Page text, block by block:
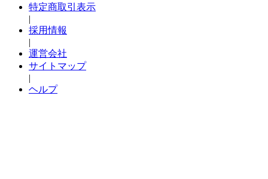
特定商取引表示
|
採用情報
|
運営会社
サイトマップ
|
ヘルプ